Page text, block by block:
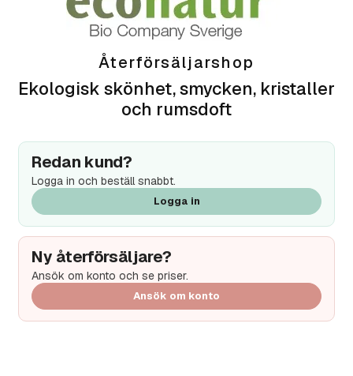
Återförsäljarshop
Ekologisk skönhet, smycken, kristaller
och rumsdoft
Redan kund?
Logga in och beställ snabbt.
Logga in
Ny återförsäljare?
Ansök om konto och se priser.
Ansök om konto